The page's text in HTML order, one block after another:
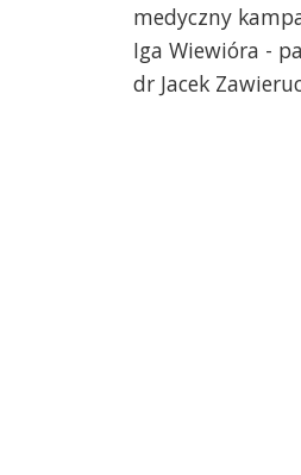
medyczny
Iga Wiewióra -
dr Jacek